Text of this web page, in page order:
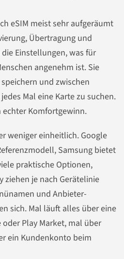
eSIM meist sehr aufgeräumt
Übertragung und
Einstellungen, was für
angenehm ist. Sie
und zwischen
Mal eine Karte zu suchen.
echter Komfortgewinn.
weniger einheitlich. Google
Samsung bietet
praktische Optionen,
ziehen je nach Gerätelinie
und Anbieter-
sich. Mal läuft alles über eine
Play Market, mal über
ein Kundenkonto beim